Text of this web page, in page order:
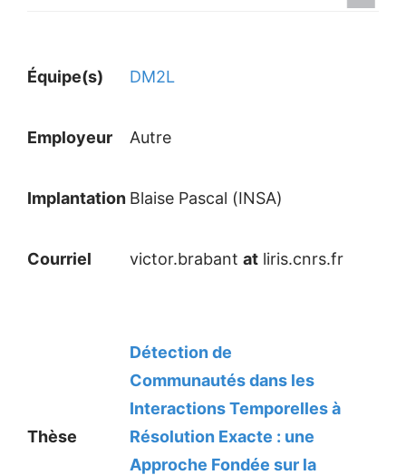
Équipe(s) DM2L
Employeur Autre
Implantation Blaise Pascal (INSA)
Courriel victor.brabant at liris.cnrs.fr
Thèse
Détection de
Communautés dans les
Interactions Temporelles à
Résolution Exacte : une
Approche Fondée sur la